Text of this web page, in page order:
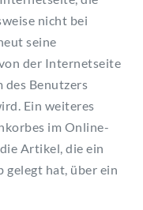
nicht bei
seine
der Internetseite
des Benutzers
Ein weiteres
im Online-
Artikel, die ein
gelegt hat, über ein